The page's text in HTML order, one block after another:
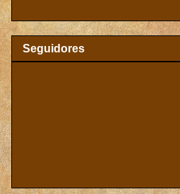
Seguidores